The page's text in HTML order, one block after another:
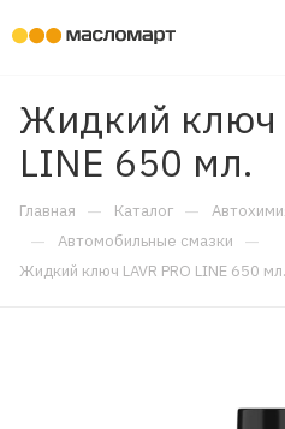
Жидкий ключ
LINE 650 мл.
Главная — Каталог —
— Автомобильные смазки —
Жидкий ключ LAVR PRO LINE 650 мл.